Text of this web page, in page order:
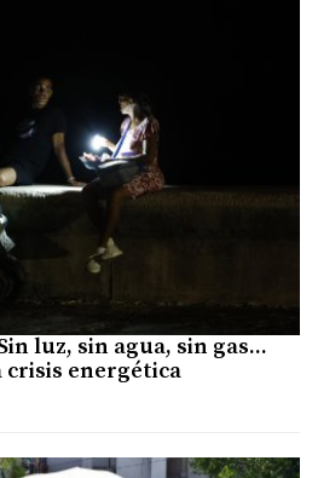
luz, sin agua, sin gas...
energética